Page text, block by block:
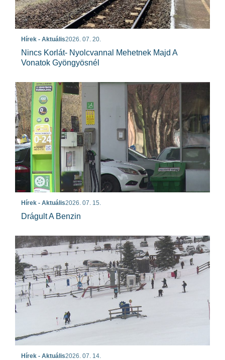
Hírek - Aktuális2026. 07. 20.
Nincs Korlát- Nyolcvannal Mehetnek Majd A
Vonatok Gyöngyösnél
Hírek - Aktuális2026. 07. 15.
Drágult A Benzin
Hírek - Aktuális2026. 07. 14.